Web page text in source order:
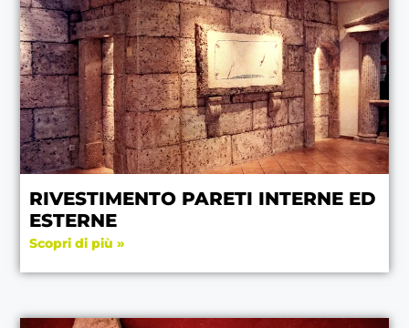
RIVESTIMENTO PARETI INTERNE ED
ESTERNE
Scopri di più »